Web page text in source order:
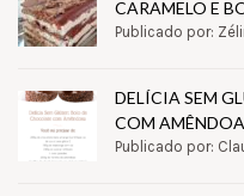
CARAMELO E
Publicado por:
DELÍCIA SEM
COM
Publicado por: